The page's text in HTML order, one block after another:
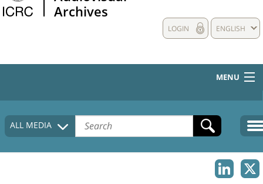
Archives
ENGLISH
LOGIN
MENU
HOME
COLLECTIONS DESCRIPTION
ALL MEDIA